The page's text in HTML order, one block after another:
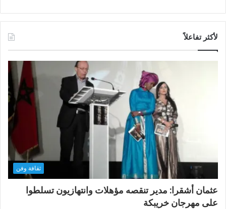
لأكثر تفاعلاً
ثقافة وفن
عثمان أشقرا: مدير تنقصه مؤهلات وانتهازيون تسلطوا
على مهرجان خريبكة